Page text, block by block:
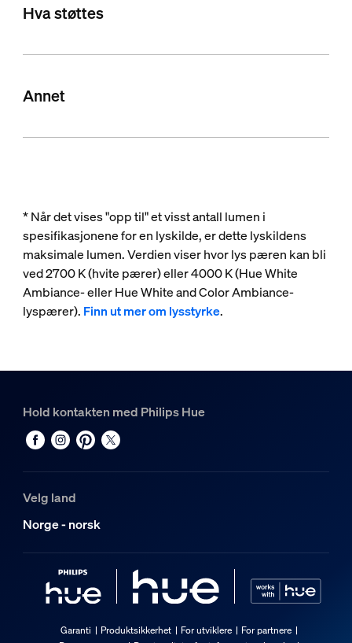
Hva støttes
Annet
* Når det vises "opp til" et visst antall lumen i
spesifikasjonene for en lyskilde, er dette lyskildens
maksimale lumen. Verdien viser hvor lys pæren kan bli
ved 2700 K (hvite pærer) eller 4000 K (Hue White
Ambiance- eller Hue White and Color Ambiance-
lyspærer). Finn ut mer om lysstyrke.
Hold kontakten med Philips Hue
Velg land
Norge - norsk
Garanti Produktsikkerhet For utviklere
For partnere